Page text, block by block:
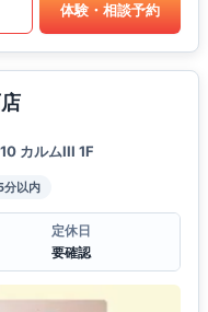
体験・相談予約
カルムIII 1F
分以内
定休日
要確認